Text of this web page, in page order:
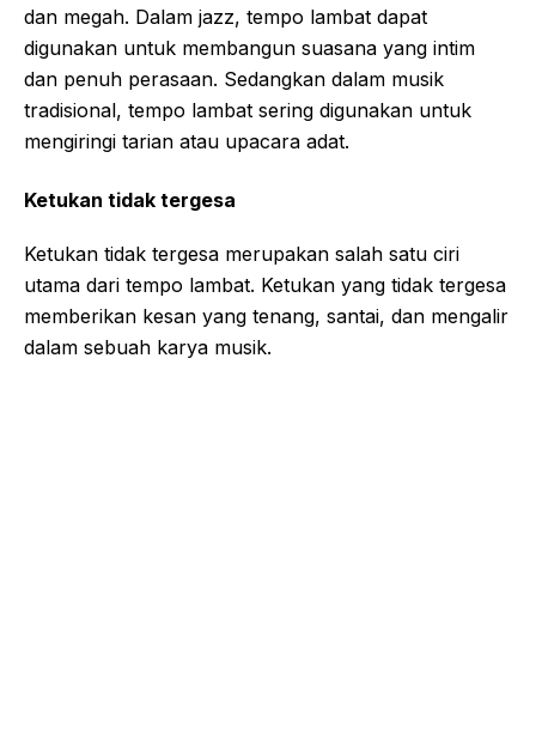
dan megah. Dalam jazz, tempo lambat dapat
digunakan untuk membangun suasana yang intim
dan penuh perasaan. Sedangkan dalam musik
tradisional, tempo lambat sering digunakan untuk
mengiringi tarian atau upacara adat.
Ketukan tidak tergesa
Ketukan tidak tergesa merupakan salah satu ciri
utama dari tempo lambat. Ketukan yang tidak tergesa
memberikan kesan yang tenang, santai, dan mengalir
dalam sebuah karya musik.